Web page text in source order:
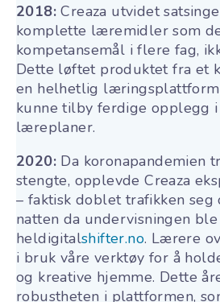
2018: Creaza utvidet
komplette læremidler som
kompetansemål i flere fag,
Dette løftet produktet fra et
en helhetlig
kunne tilby ferdige opplegg
læreplaner.
2020: Da koronapandemien
stengte, opplevde Creaza
– faktisk doblet trafikken seg
natten da undervisningen ble
heldigitalshifter.no. Lærere
i bruk våre verktøy for å
og kreative hjemme. Dette
robustheten i plattformen,